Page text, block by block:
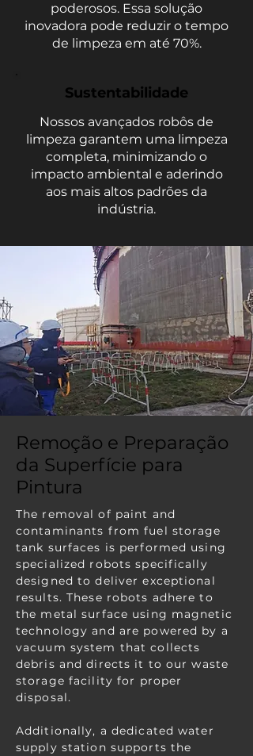
poderosos. Essa solução
inovadora pode reduzir o tempo
de limpeza em até 70%.
Sustentabilidade
Nossos avançados robôs de
limpeza garantem uma limpeza
completa, minimizando o
impacto ambiental e aderindo
aos mais altos padrões da
indústria.
Remoção e Preparação
da Superfície para
Pintura
The removal of paint and
contaminants from fuel storage
tank surfaces is performed using
specialized robots specifically
designed to deliver exceptional
results. These robots adhere to
the metal surface using magnetic
technology and are powered by a
vacuum system that collects
debris and directs it to our waste
storage facility for proper
disposal.
Additionally, a dedicated water
supply station supports the